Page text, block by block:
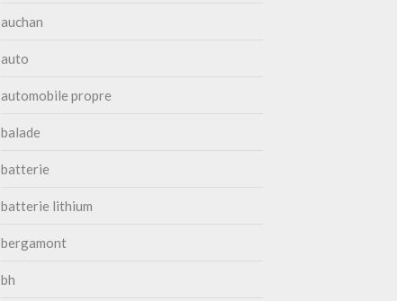
auchan
auto
automobile propre
balade
batterie
batterie lithium
bergamont
bh